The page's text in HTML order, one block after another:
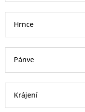
Hrnce
Pánve
Krájení